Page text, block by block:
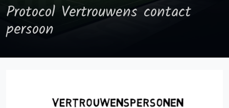
Protocol Vertrouwens contact
persoon